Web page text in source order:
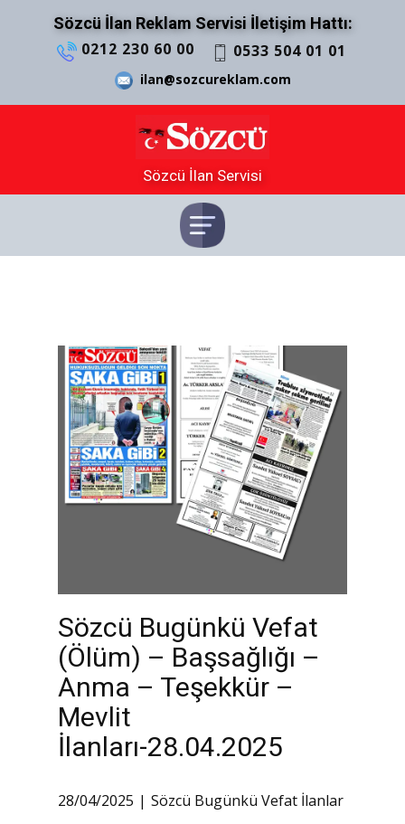
Sözcü İlan Reklam Servisi İletişim Hattı:
0212 230 60 00 0533 504 01 01
ilan@sozcureklam.com
Sözcü İlan Servisi
Sözcü Bugünkü Vefat
(Ölüm) – Başsağlığı –
Anma – Teşekkür –
Mevlit
İlanları-28.04.2025
28/04/2025 Sözcü Bugünkü Vefat İlanlar